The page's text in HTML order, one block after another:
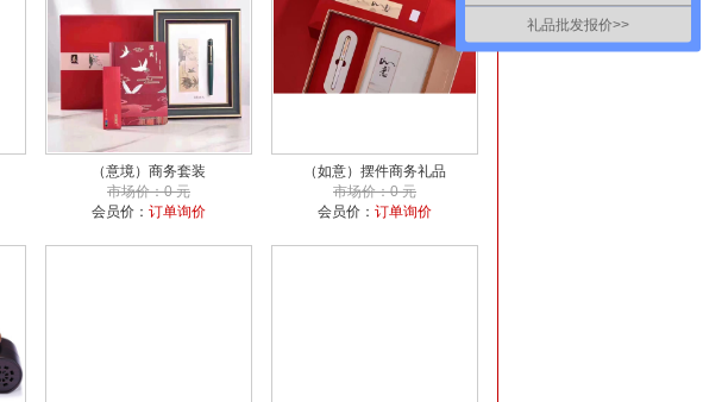
（意境）商务套装
市场价：0 元
会员价： 订单询价
（如意）摆件商务礼品
市场价：0 元
会员价： 订单询价
礼品批发报价>>